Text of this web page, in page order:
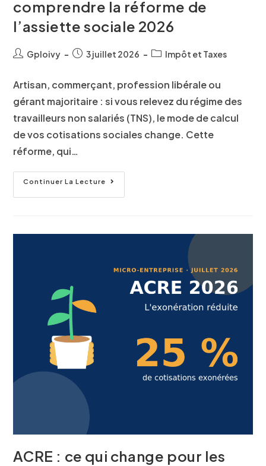
comprendre la réforme de
l’assiette sociale 2026
Gploivy 3 juillet 2026 Impôt et Taxes
Artisan, commerçant, profession libérale ou
gérant majoritaire : si vous relevez du régime des
travailleurs non salariés (TNS), le mode de calcul
de vos cotisations sociales change. Cette
réforme, qui…
Continuer La Lecture
ACRE : ce qui change pour les